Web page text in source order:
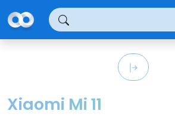
Xiaomi Mi 11
Panel de gestión de cookies